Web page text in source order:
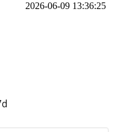
2026-06-09 13:36:25